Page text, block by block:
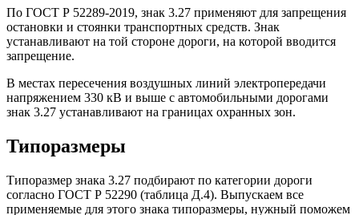
По ГОСТ Р 52289-2019, знак 3.27 применяют для запрещения
остановки и стоянки транспортных средств. Знак
устанавливают на той стороне дороги, на которой вводится
запрещение.
В местах пересечения воздушных линий электропередачи
напряжением 330 кВ и выше с автомобильными дорогами
знак 3.27 устанавливают на границах охранных зон.
Типоразмеры
Типоразмер знака 3.27 подбирают по категории дороги
согласно ГОСТ Р 52290 (таблица Д.4). Выпускаем все
применяемые для этого знака типоразмеры, нужный поможем